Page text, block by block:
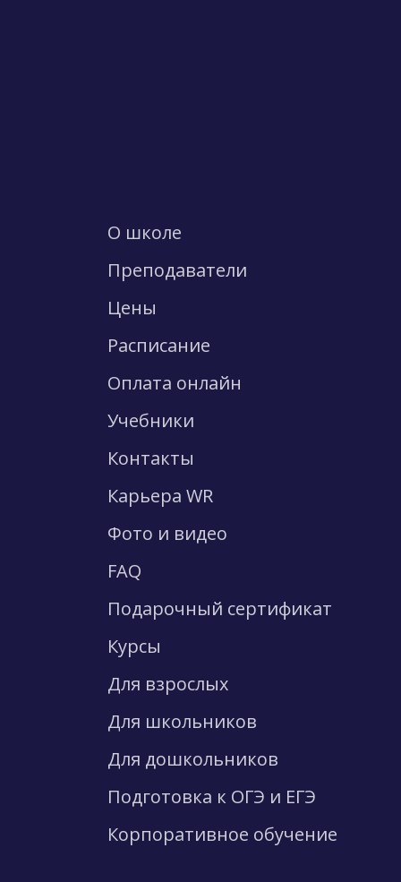
О школе
Преподаватели
Цены
Расписание
Оплата онлайн
Учебники
Контакты
Карьера WR
Фото и видео
FAQ
Подарочный сертификат
Курсы
Для взрослых
Для школьников
Для дошкольников
Подготовка к ОГЭ и ЕГЭ
Корпоративное обучение